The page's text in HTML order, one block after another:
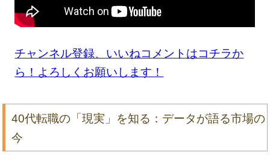
チャンネル登録、いいねコメントはコチラか
ら！よろしくお願いします！
40代転職の「現実」を知る：データが語る市場の
今